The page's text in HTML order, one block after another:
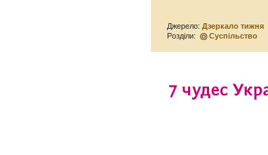
Джерело:Дзеркало тижня
Розділи:
Суспільство